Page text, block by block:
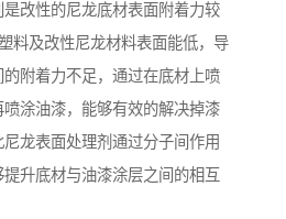
改性的尼龙底材表面附着力较
料及改性尼龙材料表面能低，导
附着力不足，通过在底材上喷
涂油漆，能够有效的解决掉漆
龙表面处理剂通过分子间作用
升底材与油漆涂层之间的相互